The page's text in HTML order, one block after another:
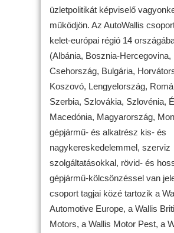
üzletpolitikát képviselő
működjön. Az AutoWallis
kelet-európai régió 14
(Albánia, Bosznia-Hercegovina,
Csehország, Bulgária,
Koszovó, Lengyelország,
Szerbia, Szlovákia, Szlovénia,
Macedónia, Magyarország,
gépjármű- és alkatrész kis- és
nagykereskedelemmel, szerviz
szolgáltatásokkal, rövid- és
gépjármű-kölcsönzéssel van
csoport tagjai közé tartozik a
Automotive Europe, a Wallis
Motors, a Wallis Motor Pest, a